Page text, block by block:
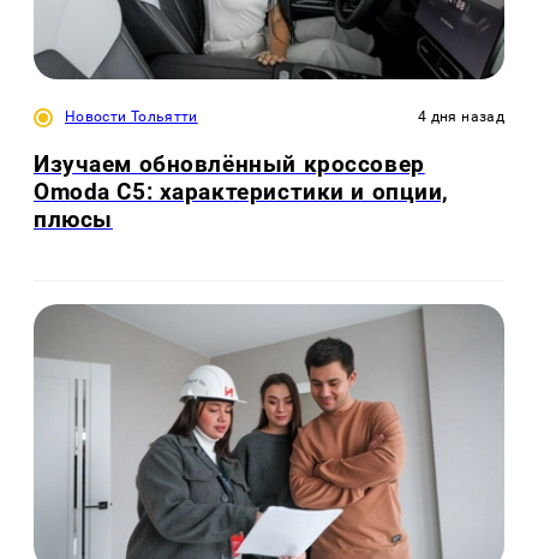
Новости Тольятти 4 дня назад
Изучаем обновлённый кроссовер
Omoda C5: характеристики и опции,
плюсы